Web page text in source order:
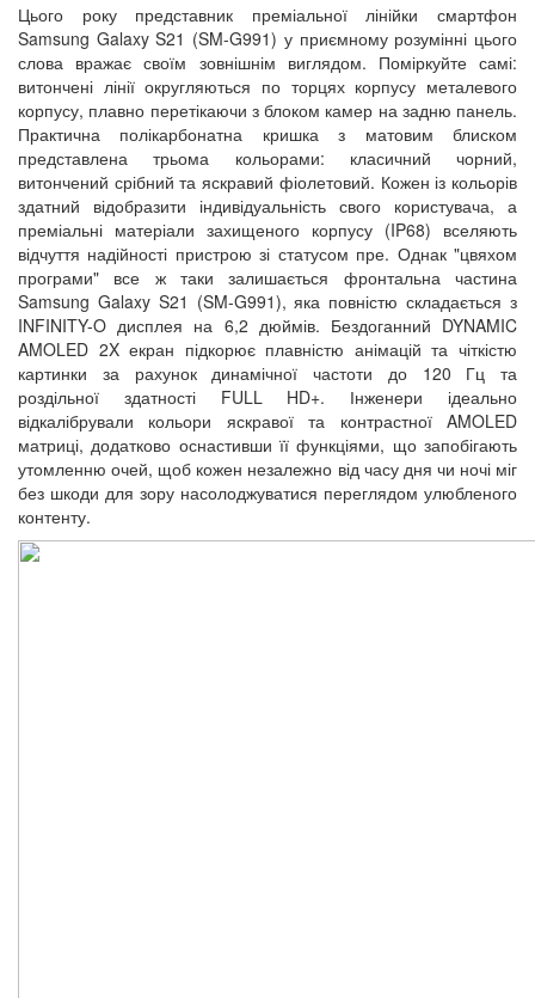
Цього року представник преміальної лінійки смартфон
Samsung Galaxy S21 (SM-G991) у приємному розумінні цього
слова вражає своїм зовнішнім виглядом. Поміркуйте самі:
витончені лінії округляються по торцях корпусу металевого
корпусу, плавно перетікаючи з блоком камер на задню панель.
Практична полікарбонатна кришка з матовим блиском
представлена трьома кольорами: класичний чорний,
витончений срібний та яскравий фіолетовий. Кожен із кольорів
здатний відобразити індивідуальність свого користувача, а
преміальні матеріали захищеного корпусу (IP68) вселяють
відчуття надійності пристрою зі статусом пре. Однак "цвяхом
програми" все ж таки залишається фронтальна частина
Samsung Galaxy S21 (SM-G991), яка повністю складається з
INFINITY-O дисплея на 6,2 дюймів. Бездоганний DYNAMIC
AMOLED 2X екран підкорює плавністю анімацій та чіткістю
картинки за рахунок динамічної частоти до 120 Гц та
роздільної здатності FULL HD+. Інженери ідеально
відкалібрували кольори яскравої та контрастної AMOLED
матриці, додатково оснастивши її функціями, що запобігають
утомленню очей, щоб кожен незалежно від часу дня чи ночі міг
без шкоди для зору насолоджуватися переглядом улюбленого
контенту.